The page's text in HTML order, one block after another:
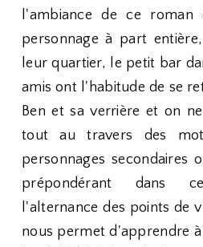
l'ambiance de ce roman
personnage à part
leur quartier, le petit bar
amis ont l'habitude de se
Ben et sa verrière et on
tout au travers des
personnages secondaires
prépondérant dans
l'alternance des points de
nous permet d'apprendre